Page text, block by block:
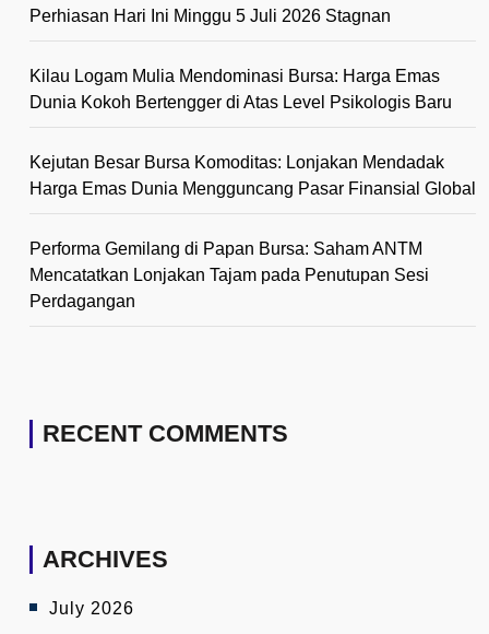
Perhiasan Hari Ini Minggu 5 Juli 2026 Stagnan
Kilau Logam Mulia Mendominasi Bursa: Harga Emas
Dunia Kokoh Bertengger di Atas Level Psikologis Baru
Kejutan Besar Bursa Komoditas: Lonjakan Mendadak
Harga Emas Dunia Mengguncang Pasar Finansial Global
Performa Gemilang di Papan Bursa: Saham ANTM
Mencatatkan Lonjakan Tajam pada Penutupan Sesi
Perdagangan
RECENT COMMENTS
ARCHIVES
July 2026